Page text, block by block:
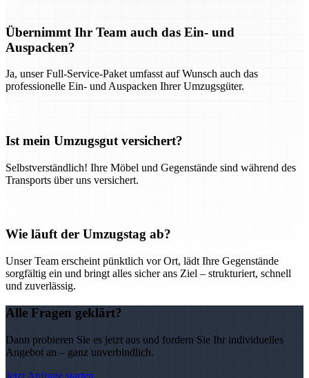
Übernimmt Ihr Team auch das Ein- und
Auspacken?
Ja, unser Full-Service-Paket umfasst auf Wunsch auch das
professionelle Ein- und Auspacken Ihrer Umzugsgüter.
Ist mein Umzugsgut versichert?
Selbstverständlich! Ihre Möbel und Gegenstände sind während des
Transports über uns versichert.
Wie läuft der Umzugstag ab?
Unser Team erscheint pünktlich vor Ort, lädt Ihre Gegenstände
sorgfältig ein und bringt alles sicher ans Ziel – strukturiert, schnell
und zuverlässig.
Alle Fragen geklärt?
Dann probieren Sie es jetzt aus und fordern Sie Ihr individuelles
Angebot an – ganz unverbindlich.
Jetzt Anfrage starten